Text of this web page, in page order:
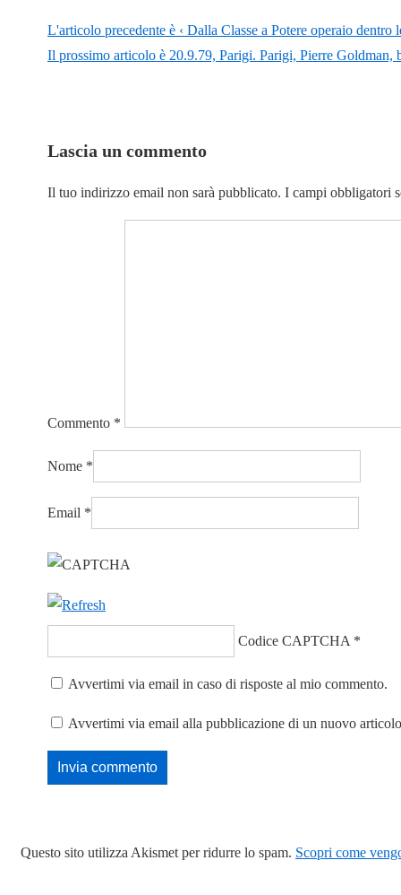
L'articolo precedente è ‹ Dalla Classe a Potere operaio dentro
Il prossimo articolo è 20.9.79, Parigi. Parigi, Pierre Goldman,
Lascia un commento
Il tuo indirizzo email non sarà pubblicato. I campi obbligatori
Commento *
Nome *
Email *
Codice CAPTCHA *
Avvertimi via email in caso di risposte al mio commento.
Avvertimi via email alla pubblicazione di un nuovo
Questo sito utilizza Akismet per ridurre lo spam. Scopri come